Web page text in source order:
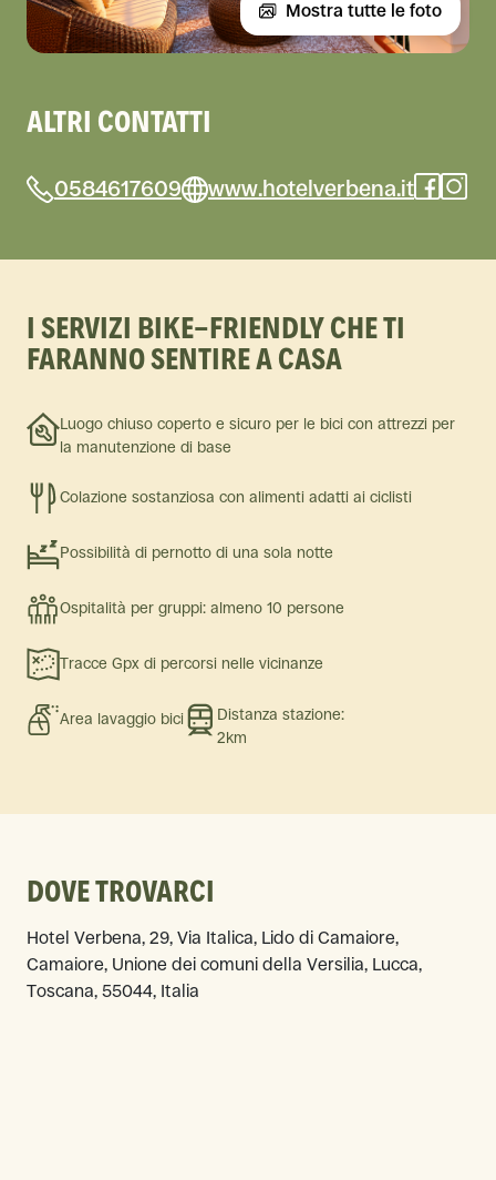
Mostra tutte le foto
ALTRI CONTATTI
0584617609 www.hotelverbena.it
I SERVIZI BIKE-FRIENDLY CHE TI
FARANNO SENTIRE A CASA
Luogo chiuso coperto e sicuro per le bici con attrezzi per
la manutenzione di base
Colazione sostanziosa con alimenti adatti ai ciclisti
Possibilità di pernotto di una sola notte
Ospitalità per gruppi: almeno 10 persone
Tracce Gpx di percorsi nelle vicinanze
Area lavaggio bici
Distanza stazione:
2km
DOVE TROVARCI
Hotel Verbena, 29, Via Italica, Lido di Camaiore,
Camaiore, Unione dei comuni della Versilia, Lucca,
Toscana, 55044, Italia